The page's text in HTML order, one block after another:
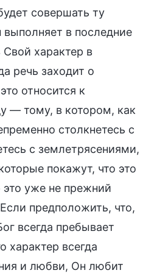
совершать ту
в последние
Свой характер в
речь заходит о
относится к
— тому, в котором, как
столкнетесь с
с землетрясениями,
покажут, что это
уже не прежний
предположить, что,
всегда пребывает
характер всегда
и любви, Он любит